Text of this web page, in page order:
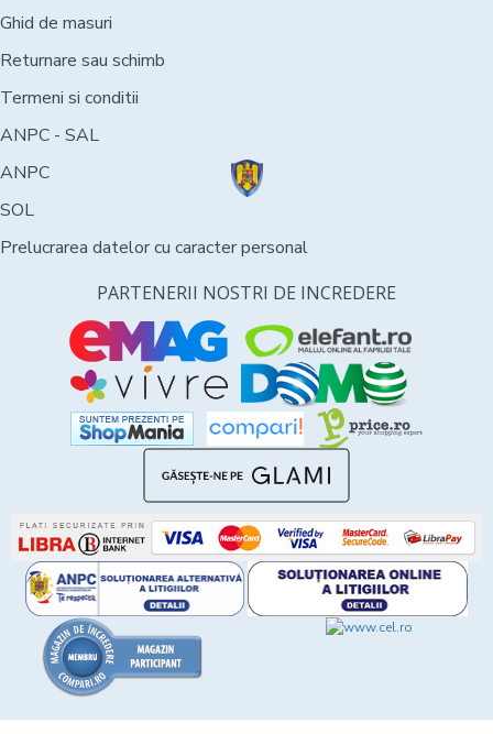
Ghid de masuri
Returnare sau schimb
Termeni si conditii
ANPC - SAL
ANPC
SOL
Prelucrarea datelor cu caracter personal
PARTENERII NOSTRI DE INCREDERE